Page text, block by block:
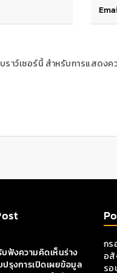
าว์เซอร์นี้ สำหรับการแสดงค
ฟังความคิดเห็นร่าง
รุงการเปิดเผยข้อมูล
กร
อ
รอ